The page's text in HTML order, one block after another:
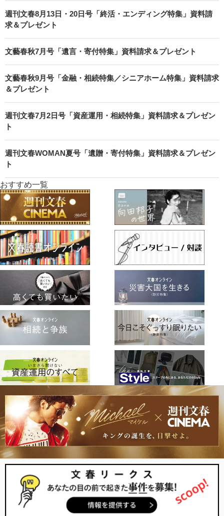
週刊文春8月13日・20日号「終活・エンディング特集」資料請
求＆プレゼント
文藝春秋7月号「遺言・寄付特集」資料請求＆プレゼント
文藝春秋9月号「金融・相続特集／シニアホーム特集」資料請求
＆プレゼント
週刊文春7月2日号「資産運用・相続特集」資料請求＆プレゼン
ト
週刊文春WOMAN夏号「遺贈・寄付特集」資料請求＆プレゼン
ト
おすすめ一覧